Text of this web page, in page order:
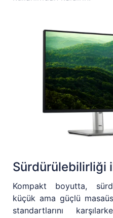
Sürdürülebilirliği
Kompakt boyutta,
küçük ama güçlü
standartlarını